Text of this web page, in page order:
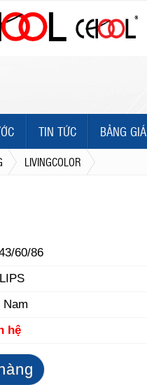
TIN TỨC BẢNG GIÁ
LIVINGCOLOR
60/86
Nam
hệ